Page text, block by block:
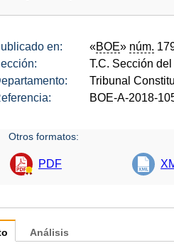
en: «BOE» núm.
T.C. Sección
Tribunal
BOE-A-2018-
Otros formatos:
PDF
Análisis